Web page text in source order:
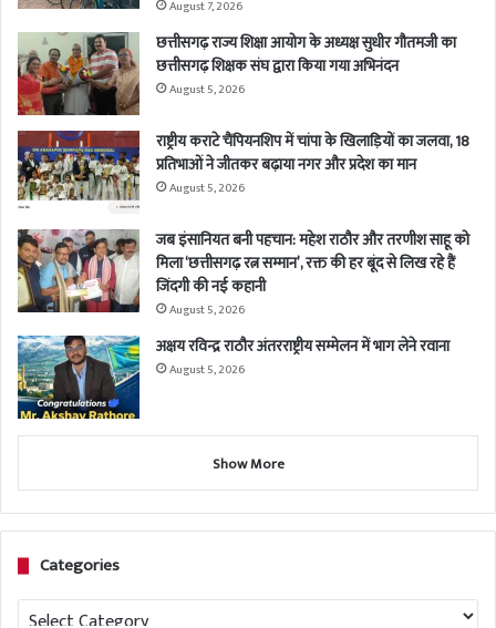
August 7, 2026
छत्तीसगढ़ राज्य शिक्षा आयोग के अध्यक्ष सुधीर गौतमजी का
छत्तीसगढ़ शिक्षक संघ द्वारा किया गया अभिनंदन
August 5, 2026
राष्ट्रीय कराटे चैंपियनशिप में चांपा के खिलाड़ियों का जलवा, 18
प्रतिभाओं ने जीतकर बढ़ाया नगर और प्रदेश का मान
August 5, 2026
जब इंसानियत बनी पहचान: महेश राठौर और तरणीश साहू को
मिला ‘छत्तीसगढ़ रत्न सम्मान’, रक्त की हर बूंद से लिख रहे हैं
जिंदगी की नई कहानी
August 5, 2026
अक्षय रविन्द्र राठौर अंतरराष्ट्रीय सम्मेलन में भाग लेने रवाना
August 5, 2026
Show More
Categories
Categories